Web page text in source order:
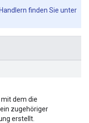
finden Sie unter
dem die
zugehöriger
erstellt.